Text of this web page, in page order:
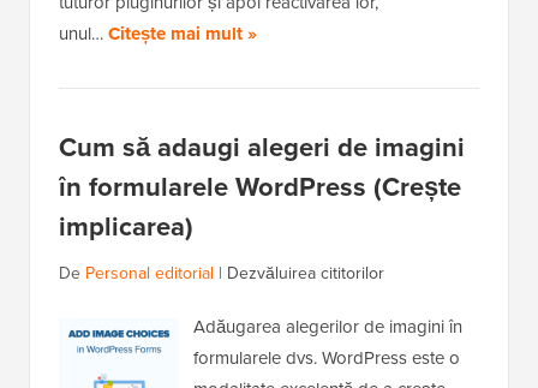
unul…Citește mai mult »
Cum să adaugi alegeri de imagini
în formularele WordPress (Crește
implicarea)
De Personal editorial | Dezvăluirea cititorilor
Adăugarea alegerilor de imagini în
formularele dvs. WordPress este o